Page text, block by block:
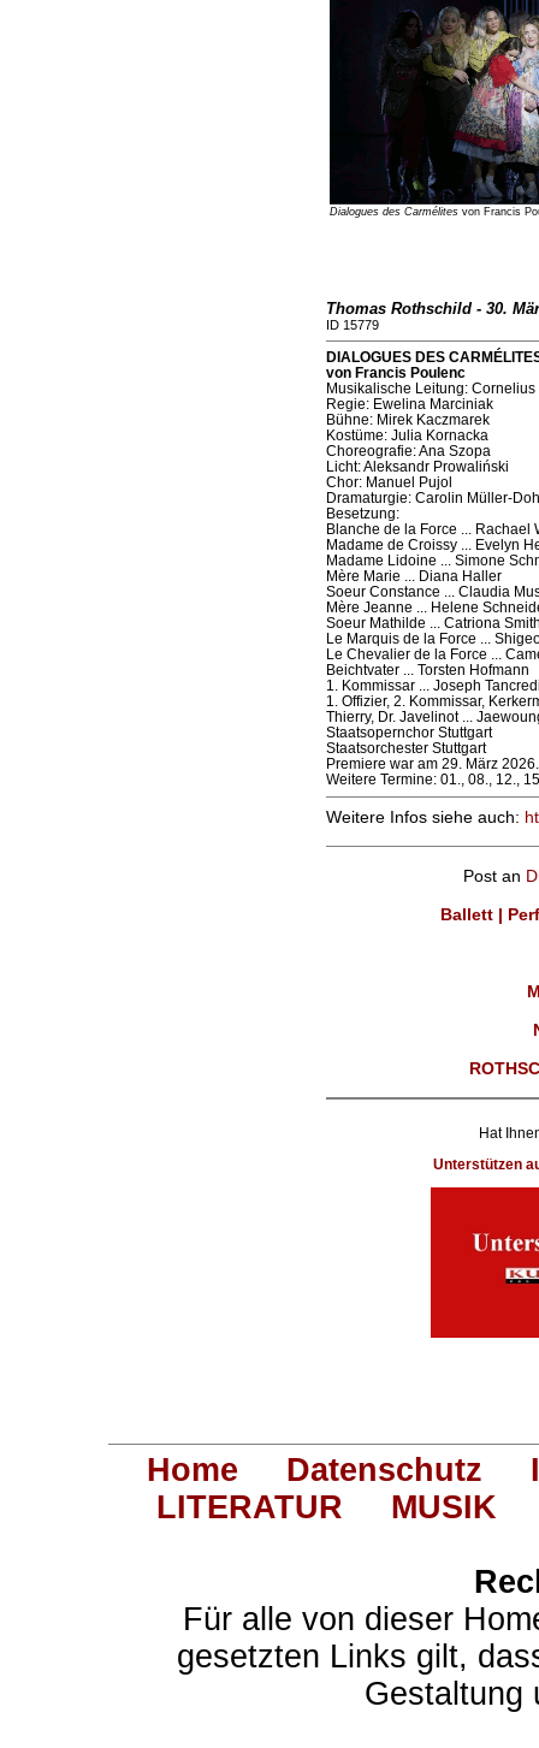
Dialogues des Carmélites von Francis
Thomas Rothschild - 30.
ID 15779
DIALOGUES DES
von Francis Poulenc
Musikalische Leitung: Cornelius
Regie: Ewelina Marciniak
Bühne: Mirek Kaczmarek
Kostüme: Julia Kornacka
Choreografie: Ana Szopa
Licht: Aleksandr Prowaliński
Chor: Manuel Pujol
Dramaturgie: Carolin Müller-
Besetzung:
Blanche de la Force ... Rachael
Madame de Croissy ... Evelyn
Madame Lidoine ... Simone
Mère Marie ... Diana Haller
Soeur Constance ... Claudia
Mère Jeanne ... Helene
Soeur Mathilde ... Catriona
Le Marquis de la Force ...
Le Chevalier de la Force ...
Beichtvater ... Torsten Hofmann
1. Kommissar ... Joseph
1. Offizier, 2. Kommissar,
Thierry, Dr. Javelinot ...
Staatsopernchor Stuttgart
Staatsorchester Stuttgart
Premiere war am 29. März 2026.
Weitere Termine: 01., 08., 12.,
Weitere Infos siehe auch:
Post an
Ballett |
Hat
Unterstützen
Home Datenschutz
LITERATUR
MUSIK
Für alle von dieser
gesetzten Links gilt,
Gestaltung